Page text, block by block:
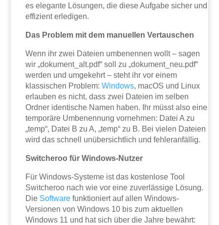
es elegante Lösungen, die diese Aufgabe sicher und
effizient erledigen.
Das Problem mit dem manuellen Vertauschen
Wenn ihr zwei Dateien umbenennen wollt – sagen
wir „dokument_alt.pdf“ soll zu „dokument_neu.pdf“
werden und umgekehrt – steht ihr vor einem
klassischen Problem:Windows, macOS und Linux
erlauben es nicht, dass zwei Dateien im selben
Ordner identische Namen haben. Ihr müsst also eine
temporäre Umbenennung vornehmen: Datei A zu
„temp“, Datei B zu A, „temp“ zu B. Bei vielen Dateien
wird das schnell unübersichtlich und fehleranfällig.
Switcheroo für Windows-Nutzer
Für Windows-Systeme ist das kostenlose Tool
Switcheroo nach wie vor eine zuverlässige Lösung.
Die Software funktioniert auf allen Windows-
Versionen von Windows 10 bis zum aktuellen
Windows 11 und hat sich über die Jahre bewährt: